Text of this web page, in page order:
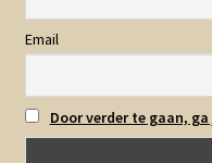
Email
Door verder te gaan,